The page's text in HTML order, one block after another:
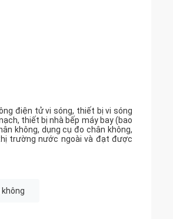
điện tử vi sóng, thiết bị vi sóng
thiết bị nhà bếp máy bay (bao
không, dụng cụ đo chân không,
trường nước ngoài và đạt được